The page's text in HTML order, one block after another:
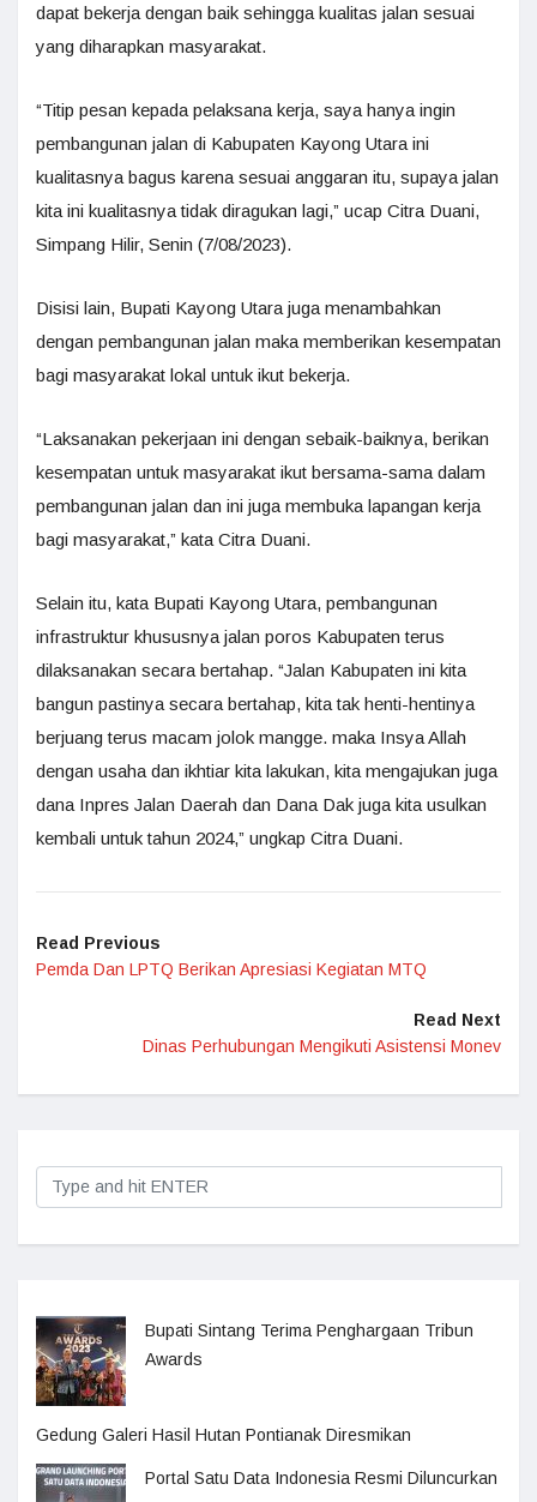
dapat bekerja dengan baik sehingga kualitas jalan sesuai
yang diharapkan masyarakat.
“Titip pesan kepada pelaksana kerja, saya hanya ingin
pembangunan jalan di Kabupaten Kayong Utara ini
kualitasnya bagus karena sesuai anggaran itu, supaya jalan
kita ini kualitasnya tidak diragukan lagi,” ucap Citra Duani,
Simpang Hilir, Senin (7/08/2023).
Disisi lain, Bupati Kayong Utara juga menambahkan
dengan pembangunan jalan maka memberikan kesempatan
bagi masyarakat lokal untuk ikut bekerja.
“Laksanakan pekerjaan ini dengan sebaik-baiknya, berikan
kesempatan untuk masyarakat ikut bersama-sama dalam
pembangunan jalan dan ini juga membuka lapangan kerja
bagi masyarakat,” kata Citra Duani.
Selain itu, kata Bupati Kayong Utara, pembangunan
infrastruktur khususnya jalan poros Kabupaten terus
dilaksanakan secara bertahap. “Jalan Kabupaten ini kita
bangun pastinya secara bertahap, kita tak henti-hentinya
berjuang terus macam jolok mangge. maka Insya Allah
dengan usaha dan ikhtiar kita lakukan, kita mengajukan juga
dana Inpres Jalan Daerah dan Dana Dak juga kita usulkan
kembali untuk tahun 2024,” ungkap Citra Duani.
Read Previous
Pemda Dan LPTQ Berikan Apresiasi Kegiatan MTQ
Read Next
Dinas Perhubungan Mengikuti Asistensi Monev
Bupati Sintang Terima Penghargaan Tribun
Awards
Gedung Galeri Hasil Hutan Pontianak Diresmikan
Portal Satu Data Indonesia Resmi Diluncurkan